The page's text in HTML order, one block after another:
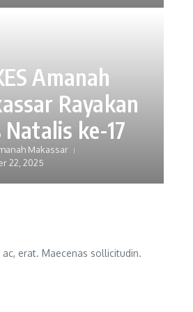
Amanah
Rayakan
Natalis ke-17
Makassar
22, 2025
erat. Maecenas sollicitudin.